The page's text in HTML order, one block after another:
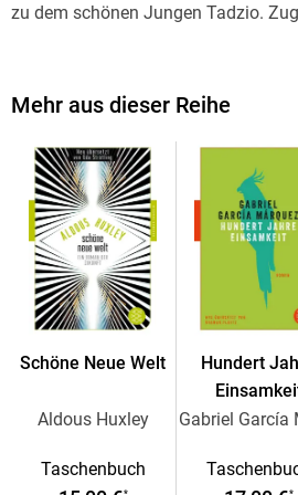
zu dem schönen Jungen Tadzio.
Luchino Visconti hat die Novelle sehr
immer wieder dazu einlädt, sie neu
Mit einem erzählerischen Nachwort
Mehr aus dieser Reihe
Schöne Neue Welt
Aldous Huxley
Taschenbuch
Hundert